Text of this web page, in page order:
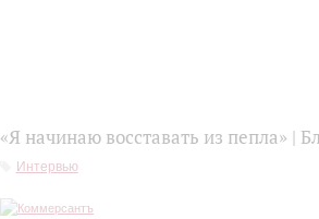
«Я начинаю восставать из пепла» |
Интервью